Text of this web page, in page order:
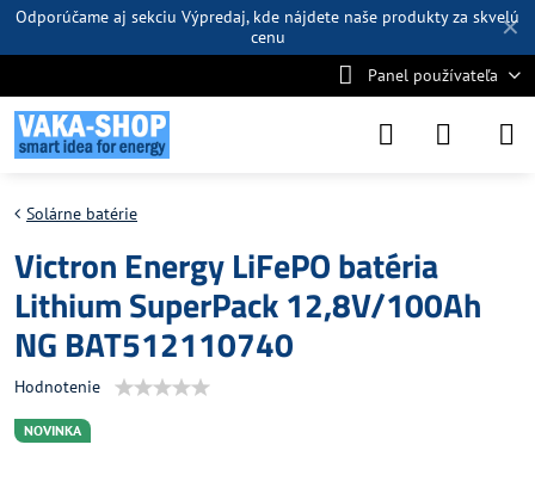
✕
Odporúčame aj sekciu Výpredaj, kde nájdete naše produkty za skvelú
cenu
Panel používateľa
NOVINKA
Solárne batérie
Victron Energy LiFePO batéria
Lithium SuperPack 12,8V/100Ah
NG BAT512110740
Hodnotenie